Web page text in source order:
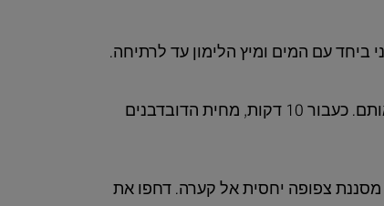
ביחד עם המים ומיץ הלימון עד לרתיחה.
לאחר כ-5 דקות עם התרככות הדובדבנים, מעכו אותם. כעבור 10 דקות, מחית הדובדבנים
צפופה יחסית אל קערה. דחפו את